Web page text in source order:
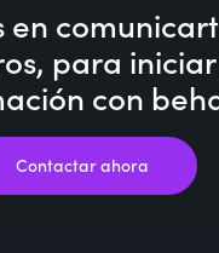
en
para
con
Contactar ahora